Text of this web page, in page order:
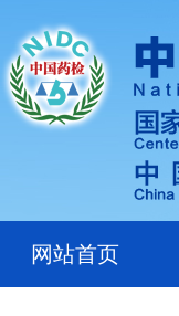
网站首页